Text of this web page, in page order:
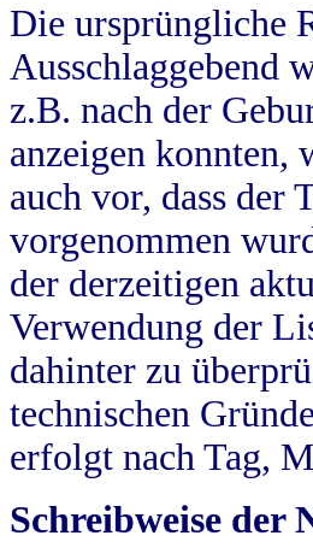
Die ursprüngliche
Ausschlaggebend
z.B. nach der
anzeigen konnten,
auch vor, dass der
vorgenommen
der derzeitigen
Verwendung der
dahinter zu
technischen
erfolgt nach Tag,
Schreibweise der